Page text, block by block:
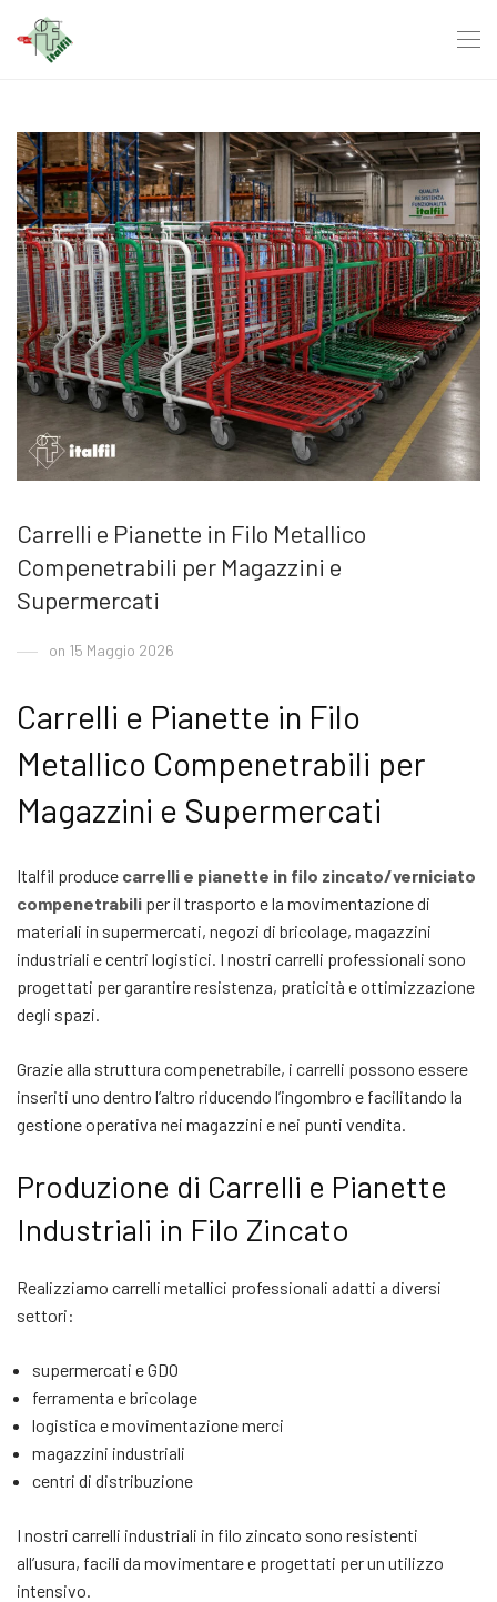
Carrelli e Pianette in Filo Metallico
Compenetrabili per Magazzini e
Supermercati
on 15 Maggio 2026
Carrelli e Pianette in Filo
Metallico Compenetrabili per
Magazzini e Supermercati
Italfil produce carrelli e pianette in filo zincato/verniciato
compenetrabili per il trasporto e la movimentazione di
materiali in supermercati, negozi di bricolage, magazzini
industriali e centri logistici. I nostri carrelli professionali sono
progettati per garantire resistenza, praticità e ottimizzazione
degli spazi.
Grazie alla struttura compenetrabile, i carrelli possono essere
inseriti uno dentro l’altro riducendo l’ingombro e facilitando la
gestione operativa nei magazzini e nei punti vendita.
Produzione di Carrelli e Pianette
Industriali in Filo Zincato
Realizziamo carrelli metallici professionali adatti a diversi
settori:
supermercati e GDO
ferramenta e bricolage
logistica e movimentazione merci
magazzini industriali
centri di distribuzione
I nostri carrelli industriali in filo zincato sono resistenti
all’usura, facili da movimentare e progettati per un utilizzo
intensivo.